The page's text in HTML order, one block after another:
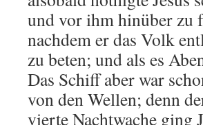
und vor ihm hinüber zu
nachdem er das Volk
zu beten; und als es
Das Schiff aber war
von den Wellen; denn
vierte Nachtwache ging